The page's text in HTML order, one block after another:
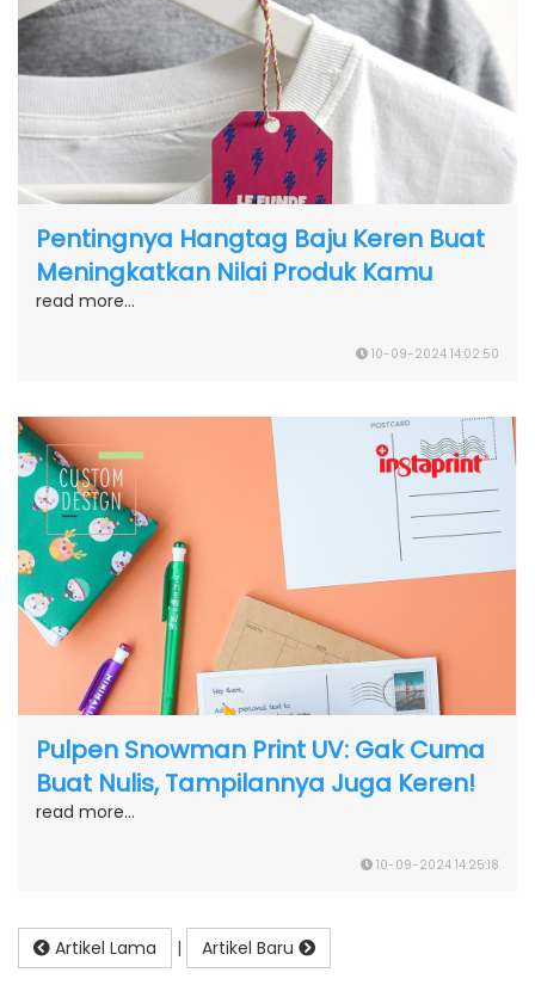
Pentingnya Hangtag Baju Keren Buat
Meningkatkan Nilai Produk Kamu
read more...
10-09-2024 14:02:50
Pulpen Snowman Print UV: Gak Cuma
Buat Nulis, Tampilannya Juga Keren!
read more...
10-09-2024 14:25:18
Artikel Lama | Artikel Baru